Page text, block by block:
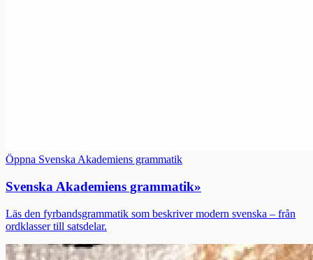
Öppna Svenska Akademiens grammatik
Svenska Akademiens grammatik»
Läs den fyrbandsgrammatik som beskriver modern svenska – från
ordklasser till satsdelar.